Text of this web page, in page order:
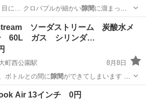
目に… クロバブルが細かい隙間 に溜まった
キッチン家電
ソーダストリーム 炭酸水メ
60L ガス シリンダ…
町西公園駅
8月8日
ボトルとの間に 隙間 ができてしまいます 炭
西公園駅 キッチン家電
Air 13インチ 0円